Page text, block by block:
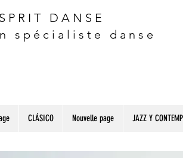
DANSE
spécialiste danse
CLÁSICO Nouvelle page JAZZ Y